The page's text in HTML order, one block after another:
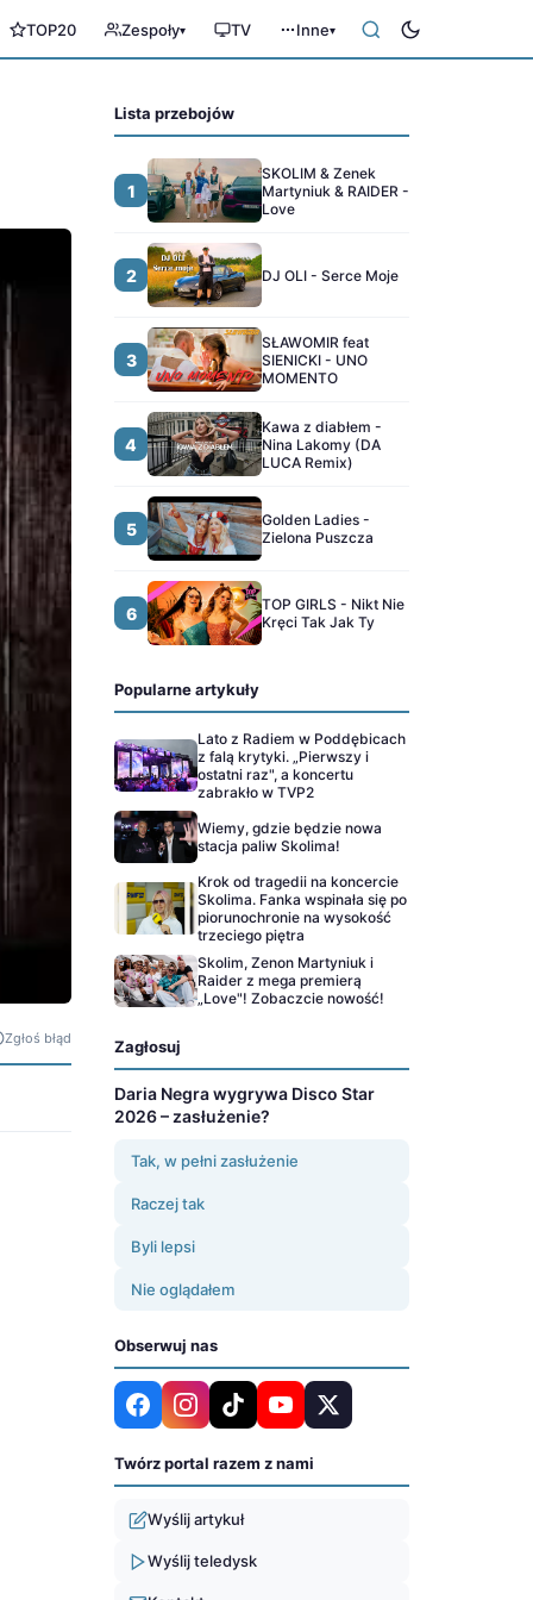
TOP20 Zespoły▾ TV Inne▾
Zgłoś błąd
Lista przebojów
1
SKOLIM & Zenek
Martyniuk & RAIDER -
Love
2 DJ OLI - Serce Moje
3
SŁAWOMIR feat
SIENICKI - UNO
MOMENTO
4
Kawa z diabłem -
Nina Lakomy (DA
LUCA Remix)
5
Golden Ladies -
Zielona Puszcza
6
TOP GIRLS - Nikt Nie
Kręci Tak Jak Ty
Popularne artykuły
Lato z Radiem w Poddębicach
z falą krytyki. „Pierwszy i
ostatni raz", a koncertu
zabrakło w TVP2
Wiemy, gdzie będzie nowa
stacja paliw Skolima!
Krok od tragedii na koncercie
Skolima. Fanka wspinała się po
piorunochronie na wysokość
trzeciego piętra
Skolim, Zenon Martyniuk i
Raider z mega premierą
„Love"! Zobaczcie nowość!
Zagłosuj
Daria Negra wygrywa Disco Star
2026 – zasłużenie?
Tak, w pełni zasłużenie
Raczej tak
Byli lepsi
Nie oglądałem
Obserwuj nas
Twórz portal razem z nami
Wyślij artykuł
Wyślij teledysk